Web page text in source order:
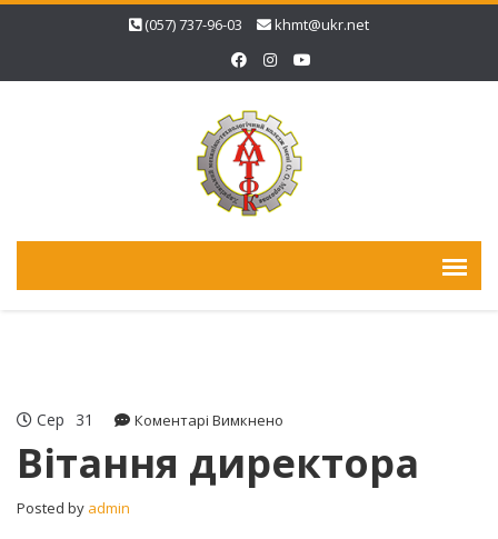
(057) 737-96-03 khmt@ukr.net
Сер 31 Коментарі Вимкнено
директора
Вітання директора
Posted by admin